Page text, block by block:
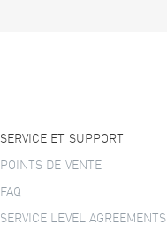
SERVICE ET SUPPORT
POINTS DE VENTE
FAQ
SERVICE LEVEL AGREEMENTS